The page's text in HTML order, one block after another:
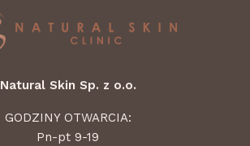
Natural Skin Sp. z o.o.
GODZINY OTWARCIA:
Pn-pt 9-19